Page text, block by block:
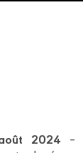
2024 –